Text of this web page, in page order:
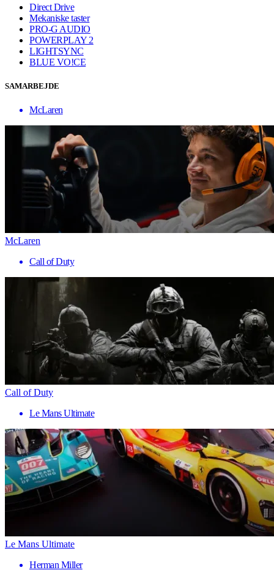
Direct Drive
Mekaniske taster
PRO-G AUDIO
POWERPLAY 2
LIGHTSYNC
BLUE VO!CE
SAMARBEJDE
McLaren
McLaren
Call of Duty
Call of Duty
Le Mans Ultimate
Le Mans Ultimate
Herman Miller